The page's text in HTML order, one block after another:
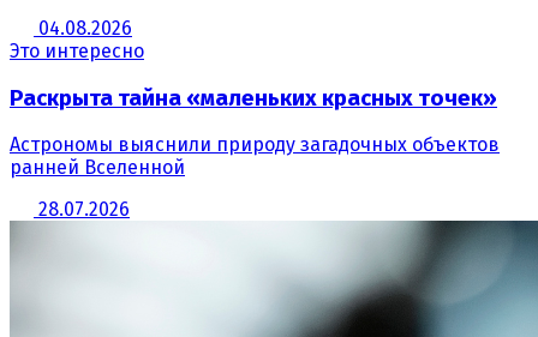
04.08.2026
Это интересно
Раскрыта тайна «маленьких красных точек»
Астрономы выяснили природу загадочных объектов
ранней Вселенной
28.07.2026